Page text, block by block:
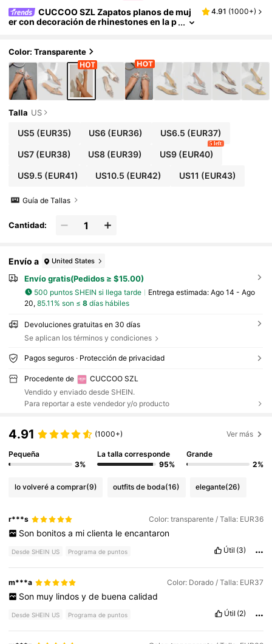
CUCCOO SZL Zapatos planos de muj
er con decoración de rhinestones en la p
elegantes, de vuelta al colegio, para estudian
tes universitarias, para fiesta, estilo "baddie"
de , chic y hermoso, para Navidad, fiestas de
fin de año, San Valentín y salidas nocturnas.
4.91 (1000+)
Color: Transparente
Talla US
US5 (EUR35) US6 (EUR36) US6.5 (EUR37)
US7(EUR38) US8 (EUR39) US9(EUR40)
5 left
US9.5 (EUR41) US10.5 (EUR42) US11 (EUR43)
Guía de Tallas
Cantidad:
Envío a United States
Envío gratis(Pedidos ≥ $15.00)
500 puntos SHEIN si llega tarde Entrega estimada: Ago 14 - Ago
20, 85.11% son ≤ 8días hábiles
Devoluciones gratuitas en 30 días
Se aplican los términos y condiciones
Pagos seguros · Protección de privacidad
Procedente de
CUCCOO SZL
Vendido y enviado desde SHEIN.
Para reportar a este vendedor y/o producto
4.91 (1000+) Ver más
Pequeña
3%
La talla corresponde
95%
Grande
2%
lo volveré a comprar(9) outfits de boda(16) elegante(26)
r***s Color: transparente / Talla: EUR36
Son bonitos a mi clienta le encantaron
Desde SHEIN US Programa de puntos Útil (3)
m***a Color: Dorado / Talla: EUR37
Son muy lindos y de buena calidad
Desde SHEIN US Programa de puntos Útil (2)